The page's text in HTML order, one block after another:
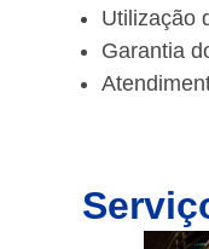
Utilização
Garantia